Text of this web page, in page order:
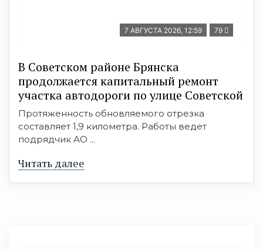
7 АВГУСТА 2026, 12:59 79
В Советском районе Брянска
продолжается капитальный ремонт
участка автодороги по улице Советской
Протяженность обновляемого отрезка
составляет 1,9 километра. Работы ведет
подрядчик АО ...
Читать далее